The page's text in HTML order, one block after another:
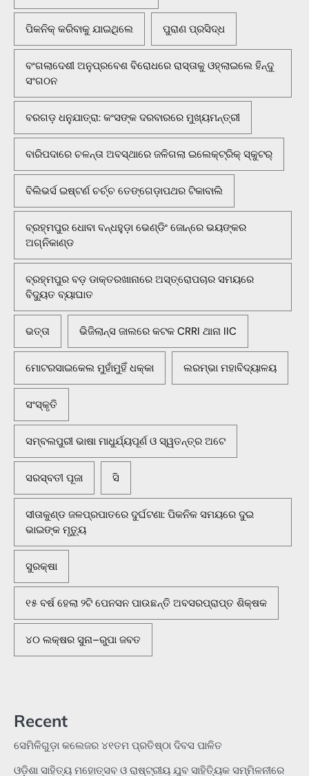
ପିକନିକ୍‌ କରିବାକୁ ଯାଇଥିଲେ ପୁରାଣ ପ୍ରସିଦ୍ଧ
ବଂଗଲାଦେଶୀ ଅନୁପ୍ରବେଶ ବିରୋଧରେ ରାସ୍ତାକୁ ଓହ୍ଲାଇଲେ ହିନ୍ଦୁ
ସଂଗଠନ
ବରଗଡ଼ ଧନୁଯାତ୍ରା: କଂସଙ୍କ ଦରବାରରେ ମୁଖ୍ୟମନ୍ତ୍ରୀ
ବାରିପଦାରେ ଚଳନ୍ତା ଅବସ୍ଥାରେ ଜଳିଗଲା ଇଲେକ୍ଟ୍ରିକ୍ ସ୍କୁଟର୍
ବିଲିଭର୍ସ ଇଷ୍ଟର୍ଣ ଚର୍ଚ୍ଚ ତେଙ୍ଗେଡ଼ାପଥର ଟିକାବାଲି
ବ୍ରହ୍ମପୁର ଧୋବା ବନ୍ଧହୁଡ଼ା ଭେଣ୍ଡିଂ ଜୋନ୍‌ରେ ଭୟଙ୍କର
ଅଗ୍ନିକାଣ୍ଡ
ବ୍ରହ୍ମପୁର ବଡ଼ ଡାକ୍ତରଖାନାରେ ଅସ୍ତ୍ରୋପଚାର ସମୟରେ
ବିଦ୍ୟୁତ ବ୍ୟାଘାତ
ଭତ୍ତା ଭିଜିଲାନ୍ସ ଜାଲରେ କଟକ CRRI ଥାନା IIC
ମୋଟରସାଇକେଲ ମୁହାଁମୁହିଁ ଧକ୍କା ଲରମ୍ଭା ମହାବିଦ୍ୟାଳୟ
ସଂସ୍କୃତି
ସମ୍ବଲପୁରୀ ଭାଷା ମାଧୁର୍ଯ୍ୟପୂର୍ଣ ଓ ସ୍ୱତନ୍ତ୍ର ଅଟେ
ସରସ୍ବତୀ ପୂଜା ସି
ସୀତାକୁଣ୍ଡ ଜଳପ୍ରପାତରେ ଦୁର୍ଘଟଣା: ପିକନିକ ସମୟରେ ଦୁଇ
ଭାଇଙ୍କ ମୃତ୍ୟୁ
ସୁରକ୍ଷା
୧୫ ବର୍ଷ ହେଲା ୨ଟି ପେନସନ ପାଉଛନ୍ତି ଅବସରପ୍ରାପ୍ତ ଶିକ୍ଷକ
୪୦ ଲକ୍ଷର ସୁନା–ରୁପା ଜବତ
Recent
ସେମିଳିଗୁଡ଼ା କଲେଜର ୪୧ତମ ପ୍ରତିଷ୍ଠା ଦିବସ ପାଳିତ
ଓଡ଼ିଶା ସାହିତ୍ୟ ମହୋତ୍ସବ ଓ ରାଷ୍ଟ୍ରୀୟ ଯୁବ ସାହିତ୍ୟିକ ସମ୍ମିଳନୀରେ